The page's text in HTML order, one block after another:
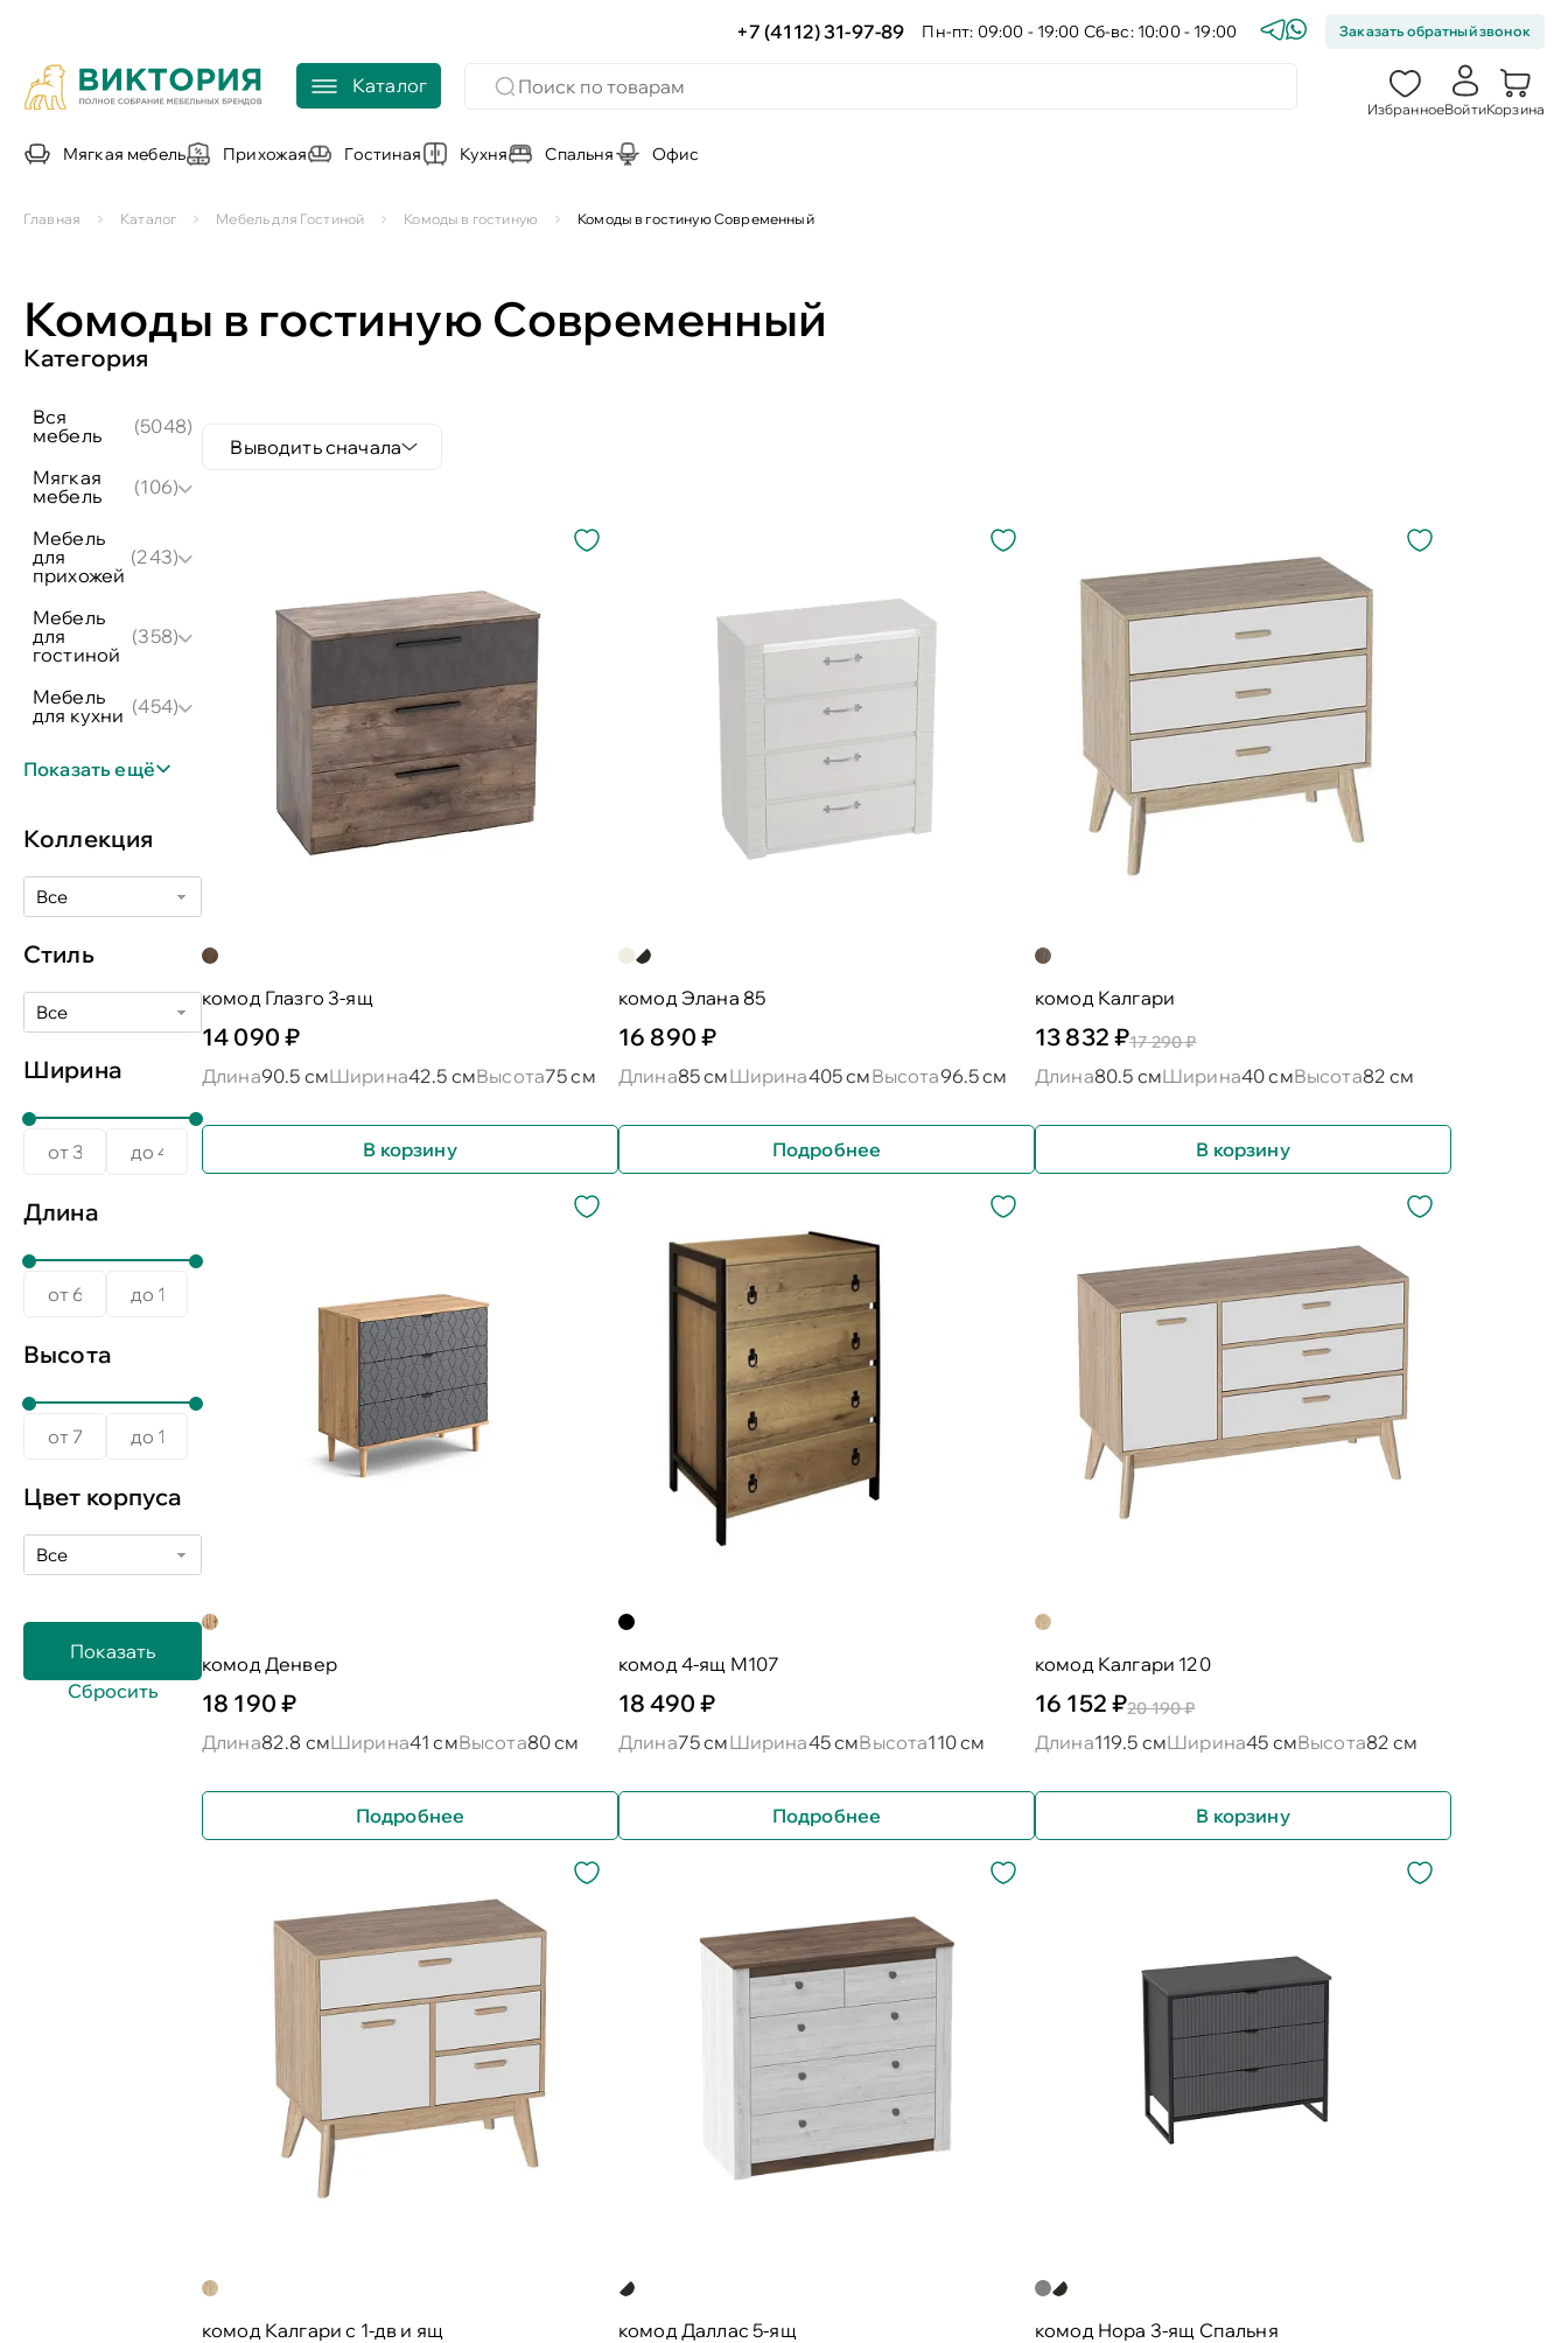
+7 (4112) 31-97-89 Пн-пт: 09:00 - 19:00 Сб-вс: 10:00 - 19:00 Заказать обратный звонок
Каталог
ИзбранноеВойтиКорзина
Мягкая мебель Прихожая Гостиная Кухня Спальня Офис
Главная Каталог Мебель для Гостиной Комоды в гостиную Комоды в гостиную Современный
Комоды в гостиную Современный
Категория
вся
мебель
(5048)
мягкая
мебель
(106)
мебель
для
прихожей
(243)
мебель
для
гостиной
(358)
мебель
для кухни (454)
Показать ещё
Коллекция
Все
Стиль
Все
Ширина
Длина
Высота
Цвет корпуса
Все
Выводить сначала
комод Глазго 3-ящ
14 090 ₽
Длина90.5 смШирина42.5 смВысота75 см
В корзину
комод Элана 85
16 890 ₽
Длина85 смШирина405 смВысота96.5 см
Подробнее
комод Калгари
13 832 ₽17 290 ₽
Длина80.5 смШирина40 смВысота82 см
В корзину
комод Денвер
18 190 ₽
Длина82.8 смШирина41 смВысота80 см
Подробнее
комод 4-ящ М107
18 490 ₽
Длина75 смШирина45 смВысота110 см
Подробнее
комод Калгари 120
16 152 ₽20 190 ₽
Длина119.5 смШирина45 смВысота82 см
В корзину
комод Калгари с 1-дв и ящ комод Даллас 5-ящ комод Нора 3-ящ Спальня